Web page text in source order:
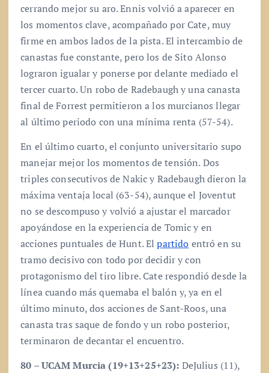
cerrando mejor su aro. Ennis volvió a aparecer en
los momentos clave, acompañado por Cate, muy
firme en ambos lados de la pista. El intercambio de
canastas fue constante, pero los de Sito Alonso
lograron igualar y ponerse por delante mediado el
tercer cuarto. Un robo de Radebaugh y una canasta
final de Forrest permitieron a los murcianos llegar
al último periodo con una mínima renta (57-54).
En el último cuarto, el conjunto universitario supo
manejar mejor los momentos de tensión. Dos
triples consecutivos de Nakic y Radebaugh dieron la
máxima ventaja local (63-54), aunque el Joventut
no se descompuso y volvió a ajustar el marcador
apoyándose en la experiencia de Tomic y en
acciones puntuales de Hunt. Elpartido entró en su
tramo decisivo con todo por decidir y con
protagonismo del tiro libre. Cate respondió desde la
línea cuando más quemaba el balón y, ya en el
último minuto, dos acciones de Sant-Roos, una
canasta tras saque de fondo y un robo posterior,
terminaron de decantar el encuentro.
80 – UCAM Murcia (19+13+25+23): DeJulius (11),